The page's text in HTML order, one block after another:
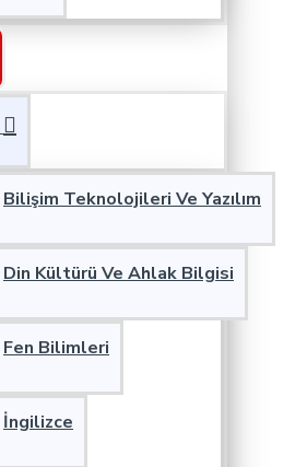
Bilişim Teknolojileri Ve Yazılım
Din Kültürü Ve Ahlak Bilgisi
Fen Bilimleri
İngilizce